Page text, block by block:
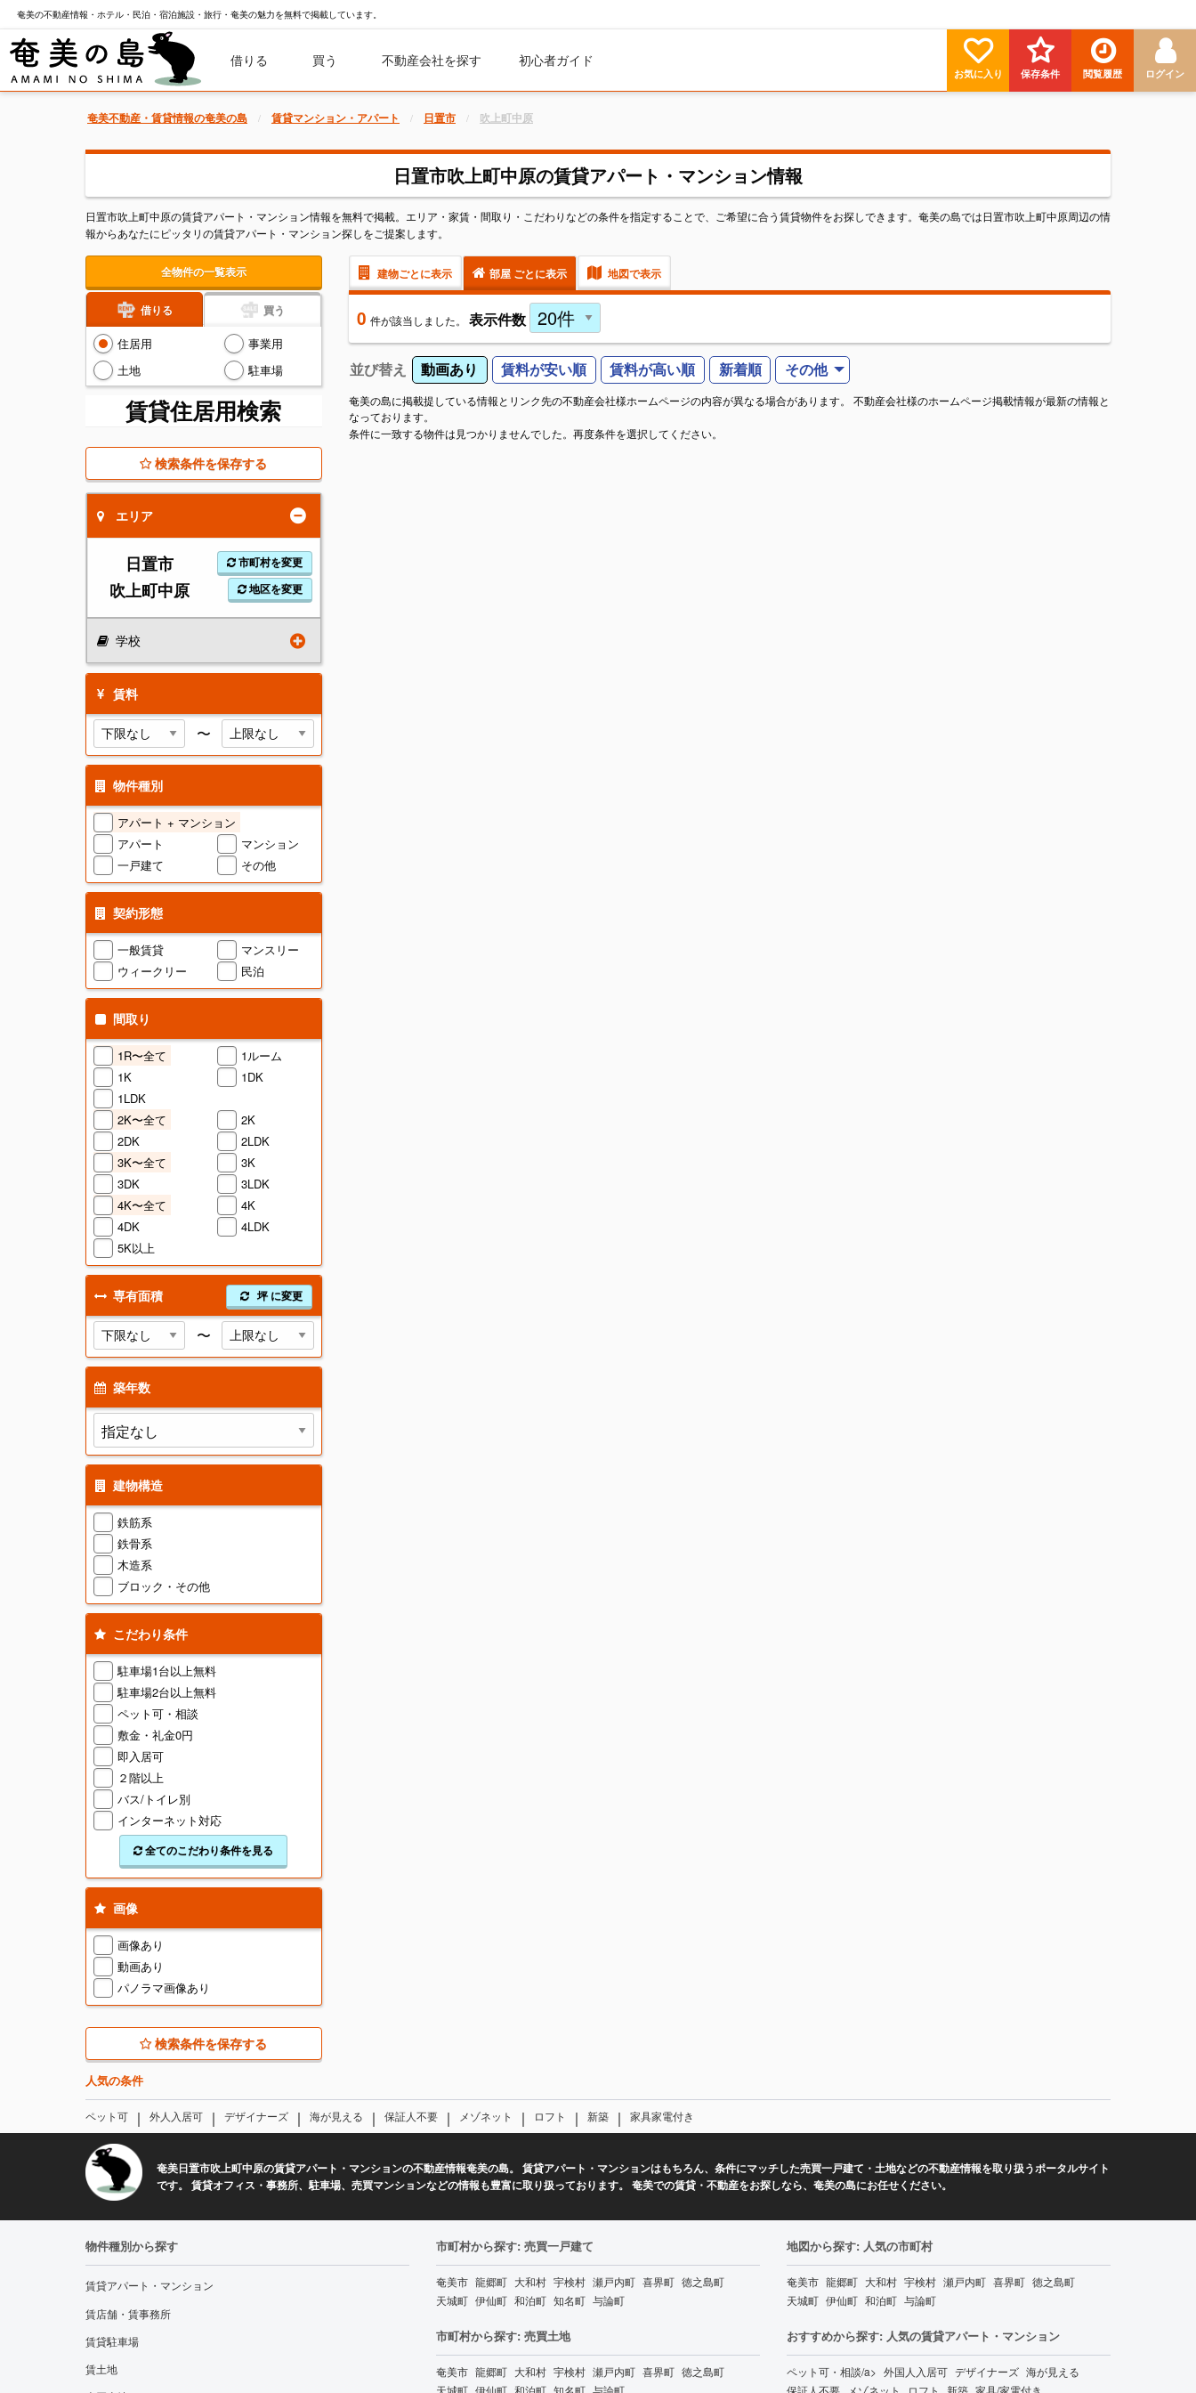
奄美の不動産情報・ホテル・民泊・宿泊施設・旅行・奄美の魅力を無料で掲載しています。
借りる 買う 不動産会社を探す 初心者ガイド
ログイン
閲覧履歴
保存条件
お気に入り
奄美不動産・賃貸情報の奄美の島 賃貸マンション・アパート 日置市 吹上町中原
日置市吹上町中原の賃貸アパート・マンション情報
日置市吹上町中原の賃貸アパート・マンション情報を無料で掲載。エリア・家賃・間取り・こだわりなどの条件を指定することで、ご希望に合う賃貸物件をお探しできます。奄美の島では日置市吹上町中原周辺の情
報からあなたにピッタリの賃貸アパート・マンション探しをご提案します。
全物件の一覧表示
借りる 買う
住居用
事業用
土地
駐車場
賃貸住居用検索
検索条件を保存する
エリア
日置市 市町村を変更
吹上町中原 地区を変更
学校
賃料
〜
物件種別
アパート + マンション
アパート
マンション
一戸建て
その他
契約形態
一般賃貸
マンスリー
ウィークリー
民泊
間取り
1R〜全て
1ルーム
1K
1DK
1LDK
2K〜全て
2K
2DK
2LDK
3K〜全て
3K
3DK
3LDK
4K〜全て
4K
4DK
4LDK
5K以上
専有面積 坪 に変更
〜
築年数
建物構造
鉄筋系
鉄骨系
木造系
ブロック・その他
こだわり条件
駐車場1台以上無料
駐車場2台以上無料
ペット可・相談
敷金・礼金0円
即入居可
２階以上
バス/トイレ別
インターネット対応
全てのこだわり条件を見る
画像
画像あり
動画あり
パノラマ画像あり
検索条件を保存する
建物ごとに表示 部屋 ごとに表示 地図で表示
0 件が該当しました。 表示件数
並び替え 動画あり 賃料が安い順 賃料が高い順 新着順 その他
奄美の島に掲載提している情報とリンク先の不動産会社様ホームページの内容が異なる場合があります。 不動産会社様のホームページ掲載情報が最新の情報と
なっております。
条件に一致する物件は見つかりませんでした。再度条件を選択してください。
人気の条件
ペット可 ｜ 外人入居可 ｜ デザイナーズ ｜ 海が見える ｜ 保証人不要 ｜ メゾネット ｜ ロフト ｜ 新築 ｜ 家具家電付き
奄美日置市吹上町中原の賃貸アパート・マンションの不動産情報奄美の島。 賃貸アパート・マンションはもちろん、条件にマッチした売買一戸建て・土地などの不動産情報を取り扱うポータルサイト
です。 賃貸オフィス・事務所、駐車場、売買マンションなどの情報も豊富に取り扱っております。 奄美での賃貸・不動産をお探しなら、奄美の島にお任せください。
物件種別から探す
賃貸アパート・マンション
賃店舗・賃事務所
賃貸駐車場
賃土地
市町村から探す: 売買一戸建て
奄美市 龍郷町 大和村 宇検村 瀬戸内町 喜界町 徳之島町
天城町 伊仙町 和泊町 知名町 与論町
市町村から探す: 売買土地
奄美市 龍郷町 大和村 宇検村 瀬戸内町 喜界町 徳之島町
地図から探す: 人気の市町村
奄美市 龍郷町 大和村 宇検村 瀬戸内町 喜界町 徳之島町
天城町 伊仙町 和泊町 与論町
おすすめから探す: 人気の賃貸アパート・マンション
ペット可・相談/a> 外国人入居可 デザイナーズ 海が見える